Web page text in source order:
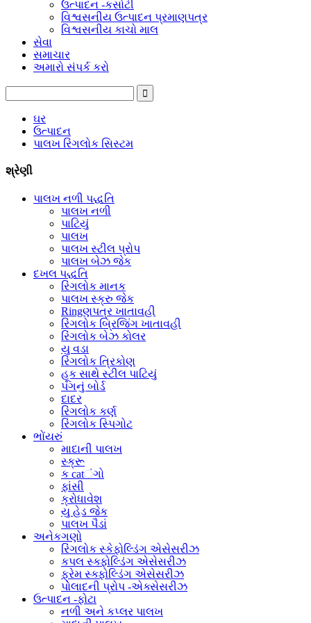
ઉત્પાદન -કસોટી
વિશ્વસનીય ઉત્પાદન પ્રમાણપત્ર
વિશ્વસનીય કાચો માલ
સેવા
સમાચાર
અમારો સંપર્ક કરો
ઘર
ઉત્પાદન
પાલખ રિંગલોક સિસ્ટમ
શ્રેણી
પાલખ નળી પદ્ધતિ
પાલખ નળી
પાટિયું
પાલખ
પાલખ સ્ટીલ પ્રોપ
પાલખ બેઝ જેક
દખલ પદ્ધતિ
રિંગલોક માનક
પાલખ સ્ક્રુ જેક
Ringણપત્ર ખાતાવહી
રિંગલોક બ્રિજિંગ ખાતાવહી
રિંગલોક બેઝ કોલર
યુ વડા
રિંગલોક ત્રિકોણ
હૂક સાથે સ્ટીલ પાટિયું
પગનું બોર્ડ
દાદર
રિંગલોક કર્ણ
રિંગલોક સ્પિગોટ
ભોંયરું
માદાની પાલખ
સ્ક્રૂ
ક catંગો
ફાંસી
ક્રોધાવેશ
યુ હેડ જેક
પાલખ પૈડાં
અનેકગણો
રિંગલોક સ્કેફોલ્ડિંગ એસેસરીઝ
કપલ સ્ક્ફોલ્ડિંગ એસેસરીઝ
ફ્રેમ સ્ક્ફોલ્ડિંગ એસેસરીઝ
પોલાદની પ્રોપ -એક્સેસરીઝ
ઉત્પાદન -ફોટા
નળી અને કપ્લર પાલખ